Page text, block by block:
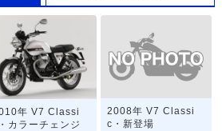
年 V7 Classi
カラーチェンジ
2008年 V7 Classi
c・新登場